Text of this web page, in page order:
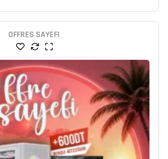
OFFRES SAYEFI